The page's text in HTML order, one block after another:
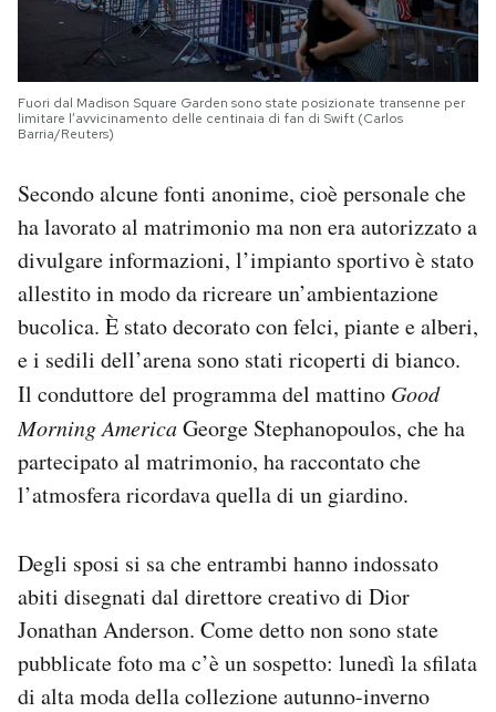
Fuori dal Madison Square Garden sono state posizionate transenne per
limitare l’avvicinamento delle centinaia di fan di Swift (Carlos
Barria/Reuters)
Secondo alcune fonti anonime, cioè personale che
ha lavorato al matrimonio ma non era autorizzato a
divulgare informazioni, l’impianto sportivo è stato
allestito in modo da ricreare un’ambientazione
bucolica. È stato decorato con felci, piante e alberi,
e i sedili dell’arena sono stati ricoperti di bianco.
Il conduttore del programma del mattino Good
Morning America​​George Stephanopoulos, che ha
partecipato al matrimonio, ha raccontato che
l’atmosfera ricordava quella di un giardino.
Degli sposi si sa che entrambi hanno indossato
abiti disegnati dal direttore creativo di Dior
Jonathan Anderson. Come detto non sono state
pubblicate foto ma c’è un sospetto: lunedì la sfilata
di alta moda della collezione autunno-inverno